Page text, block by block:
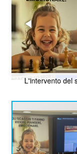
L'intervento del